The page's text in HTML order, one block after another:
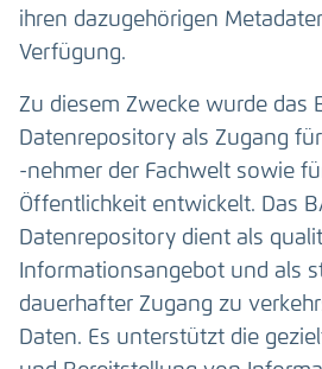
ihren dazugehörigen
Verfügung.
Zu diesem Zwecke wurde das
Datenrepository als Zugang
-nehmer der Fachwelt sowie
Öffentlichkeit entwickelt. Das
Datenrepository dient als
Informationsangebot und als
dauerhafter Zugang zu
Daten. Es unterstützt die